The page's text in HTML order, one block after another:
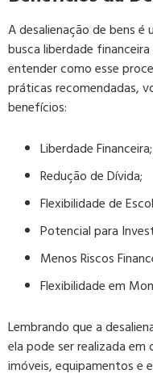
A desalienação de bens
busca liberdade
entender como esse
práticas recomendadas,
benefícios:
Liberdade Financeira;
Redução de Dívida;
Flexibilidade de
Potencial para
Menos Riscos
Flexibilidade em
Lembrando que a
ela pode ser realizada
imóveis, equipamentos e